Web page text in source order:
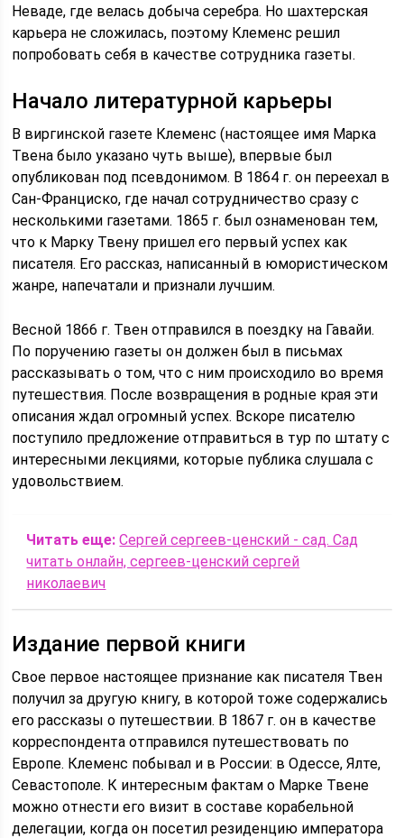
Неваде, где велась добыча серебра. Но шахтерская
карьера не сложилась, поэтому Клеменс решил
попробовать себя в качестве сотрудника газеты.
Начало литературной карьеры
В виргинской газете Клеменс (настоящее имя Марка
Твена было указано чуть выше), впервые был
опубликован под псевдонимом. В 1864 г. он переехал в
Сан-Франциско, где начал сотрудничество сразу с
несколькими газетами. 1865 г. был ознаменован тем,
что к Марку Твену пришел его первый успех как
писателя. Его рассказ, написанный в юмористическом
жанре, напечатали и признали лучшим.
Весной 1866 г. Твен отправился в поездку на Гавайи.
По поручению газеты он должен был в письмах
рассказывать о том, что с ним происходило во время
путешествия. После возвращения в родные края эти
описания ждал огромный успех. Вскоре писателю
поступило предложение отправиться в тур по штату с
интересными лекциями, которые публика слушала с
удовольствием.
Читать еще: Сергей сергеев-ценский - сад. Сад
читать онлайн, сергеев-ценский сергей
николаевич
Издание первой книги
Свое первое настоящее признание как писателя Твен
получил за другую книгу, в которой тоже содержались
его рассказы о путешествии. В 1867 г. он в качестве
корреспондента отправился путешествовать по
Европе. Клеменс побывал и в России: в Одессе, Ялте,
Севастополе. К интересным фактам о Марке Твене
можно отнести его визит в составе корабельной
делегации, когда он посетил резиденцию императора